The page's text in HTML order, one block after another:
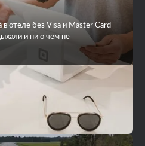
в отеле без Visa и Master Card
и ни о чем не